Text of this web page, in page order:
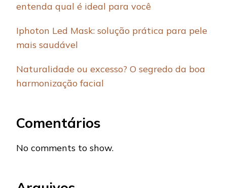
entenda qual é ideal para você
Iphoton Led Mask: solução prática para pele
mais saudável
Naturalidade ou excesso? O segredo da boa
harmonização facial
Comentários
No comments to show.